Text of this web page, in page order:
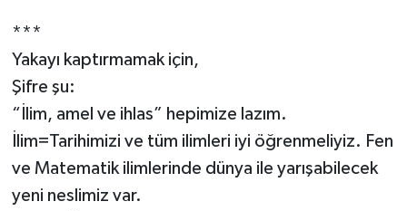
***
Yakayı kaptırmamak için,
Şifre şu:
“İlim, amel ve ihlas” hepimize lazım.
İlim=Tarihimizi ve tüm ilimleri iyi öğrenmeliyiz. Fen
ve Matematik ilimlerinde dünya ile yarışabilecek
yeni neslimiz var.